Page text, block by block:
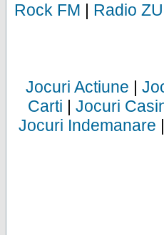
Rock FM | Radio ZU
Jocuri Actiune |
Carti | Jocuri
Jocuri Indemanare |